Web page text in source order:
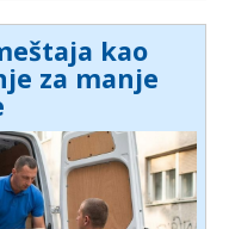
kao
za manje